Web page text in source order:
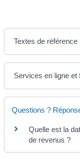
Textes de référence
Services en ligne et
Questions ?
Quelle est la
de revenus ?